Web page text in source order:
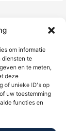
om informatie
diensten te
en te meten,
deze
of unieke ID's op
uw toestemming
functies en